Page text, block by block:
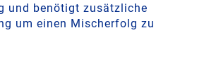
und benötigt zusätzliche
um einen Mischerfolg zu